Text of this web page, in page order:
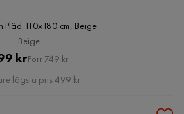
Pläd 110x180 cm, Beige
Beige
Pris
krOriginal
Pris
Förr 749 kr
lägsta pris 499 kr